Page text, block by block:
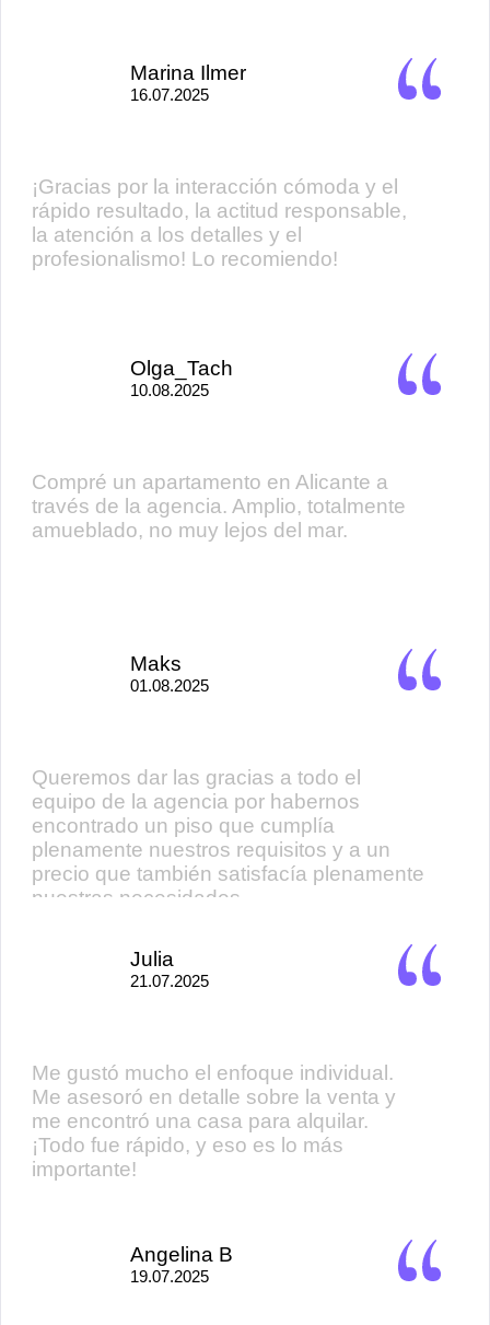
Marina Ilmer
16.07.2025
¡Gracias por la interacción cómoda y el
rápido resultado, la actitud responsable,
la atención a los detalles y el
profesionalismo! Lo recomiendo!
Olga_Tach
10.08.2025
Compré un apartamento en Alicante a
través de la agencia. Amplio, totalmente
amueblado, no muy lejos del mar.
Maks
01.08.2025
Queremos dar las gracias a todo el
equipo de la agencia por habernos
encontrado un piso que cumplía
plenamente nuestros requisitos y a un
precio que también satisfacía plenamente
nuestras necesidades
Julia
21.07.2025
Me gustó mucho el enfoque individual.
Me asesoró en detalle sobre la venta y
me encontró una casa para alquilar.
¡Todo fue rápido, y eso es lo más
importante!
Angelina B
19.07.2025